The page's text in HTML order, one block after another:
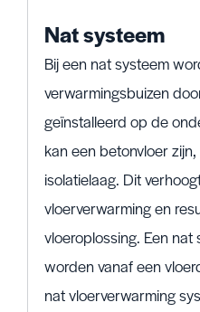
Nat systeem
Bij een nat systeem
verwarmingsbuizen
geïnstalleerd op de
kan een betonvloer
isolatielaag. Dit
vloerverwarming en
vloeroplossing. Een
worden vanaf een
nat vloerverwarming